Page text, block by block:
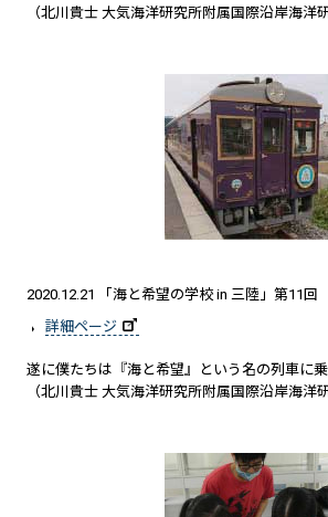
（北川貴士 大気海洋研究所附属国際沿岸海洋
2020.12.21 「海と希望の学校 in 三陸」第11回
詳細ページ
遂に僕たちは『海と希望』という名の列車に
（北川貴士 大気海洋研究所附属国際沿岸海洋